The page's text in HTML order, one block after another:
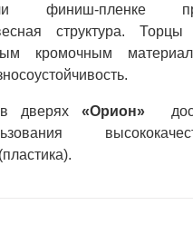
финиш-пленке
структура.
кромочным
в дверях«Орион»